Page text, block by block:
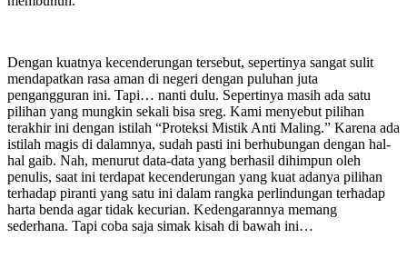
Dengan kuatnya kecenderungan tersebut, sepertinya sangat sulit
mendapatkan rasa aman di negeri dengan puluhan juta
pengangguran ini. Tapi… nanti dulu. Sepertinya masih ada satu
pilihan yang mungkin sekali bisa sreg. Kami menyebut pilihan
terakhir ini dengan istilah “Proteksi Mistik Anti Maling.” Karena ada
istilah magis di dalamnya, sudah pasti ini berhubungan dengan hal-
hal gaib. Nah, menurut data-data yang berhasil dihimpun oleh
penulis, saat ini terdapat kecenderungan yang kuat adanya pilihan
terhadap piranti yang satu ini dalam rangka perlindungan terhadap
harta benda agar tidak kecurian. Kedengarannya memang
sederhana. Tapi coba saja simak kisah di bawah ini…